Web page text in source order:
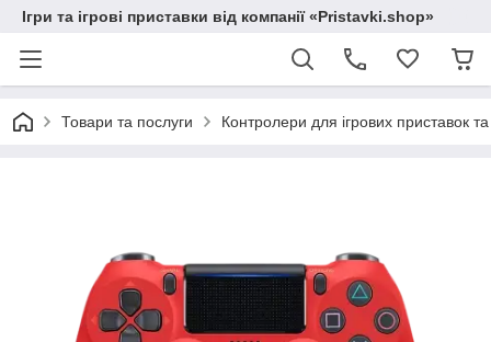
Ігри та ігрові приставки від компанії «Pristavki.shop»
Товари та послуги Контролери для ігрових приставок